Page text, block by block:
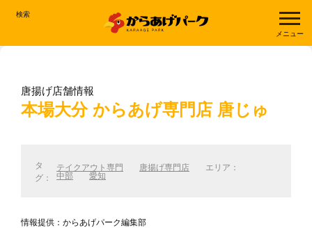
検索
メニュー
唐揚げ店舗情報
本場大分 からあげ専門店 唐じゅ
タ
グ：
テイクアウト専門 唐揚げ専門店 エリア：
中部 愛知
情報提供：からあげパーク編集部